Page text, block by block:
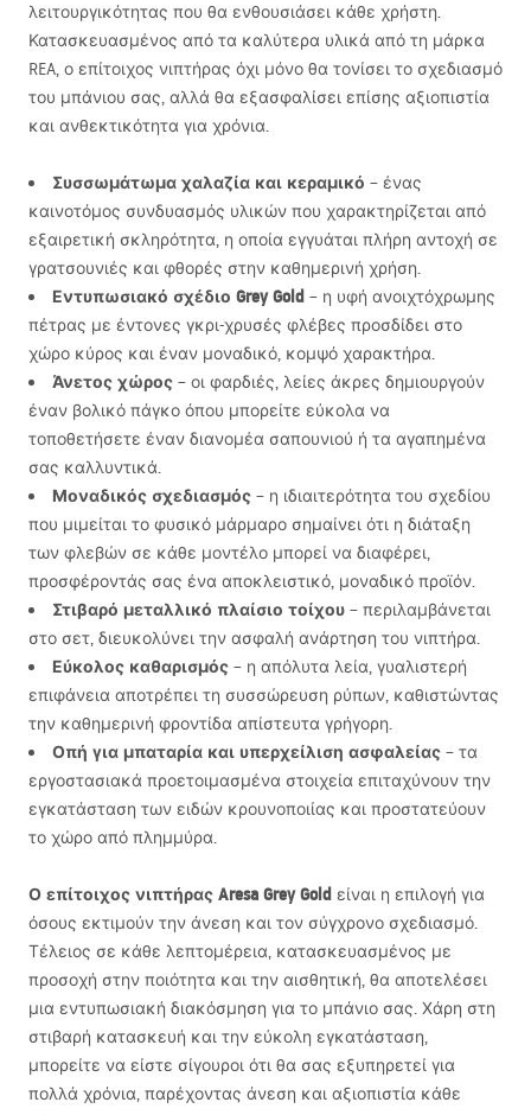
λειτουργικότητας που θα ενθουσιάσει κάθε χρήστη.
Κατασκευασμένος από τα καλύτερα υλικά από τη μάρκα
REA, ο επίτοιχος νιπτήρας όχι μόνο θα τονίσει το σχεδιασμό
του μπάνιου σας, αλλά θα εξασφαλίσει επίσης αξιοπιστία
και ανθεκτικότητα για χρόνια.
Συσσωμάτωμα χαλαζία και κεραμικό – ένας
καινοτόμος συνδυασμός υλικών που χαρακτηρίζεται από
εξαιρετική σκληρότητα, η οποία εγγυάται πλήρη αντοχή σε
γρατσουνιές και φθορές στην καθημερινή χρήση.
Εντυπωσιακό σχέδιο Grey Gold – η υφή ανοιχτόχρωμης
πέτρας με έντονες γκρι-χρυσές φλέβες προσδίδει στο
χώρο κύρος και έναν μοναδικό, κομψό χαρακτήρα.
Άνετος χώρος – οι φαρδιές, λείες άκρες δημιουργούν
έναν βολικό πάγκο όπου μπορείτε εύκολα να
τοποθετήσετε έναν διανομέα σαπουνιού ή τα αγαπημένα
σας καλλυντικά.
Μοναδικός σχεδιασμός – η ιδιαιτερότητα του σχεδίου
που μιμείται το φυσικό μάρμαρο σημαίνει ότι η διάταξη
των φλεβών σε κάθε μοντέλο μπορεί να διαφέρει,
προσφέροντάς σας ένα αποκλειστικό, μοναδικό προϊόν.
Στιβαρό μεταλλικό πλαίσιο τοίχου – περιλαμβάνεται
στο σετ, διευκολύνει την ασφαλή ανάρτηση του νιπτήρα.
Εύκολος καθαρισμός – η απόλυτα λεία, γυαλιστερή
επιφάνεια αποτρέπει τη συσσώρευση ρύπων, καθιστώντας
την καθημερινή φροντίδα απίστευτα γρήγορη.
Οπή για μπαταρία και υπερχείλιση ασφαλείας – τα
εργοστασιακά προετοιμασμένα στοιχεία επιταχύνουν την
εγκατάσταση των ειδών κρουνοποιίας και προστατεύουν
το χώρο από πλημμύρα.
Ο επίτοιχος νιπτήρας Aresa Grey Gold είναι η επιλογή για
όσους εκτιμούν την άνεση και τον σύγχρονο σχεδιασμό.
Τέλειος σε κάθε λεπτομέρεια, κατασκευασμένος με
προσοχή στην ποιότητα και την αισθητική, θα αποτελέσει
μια εντυπωσιακή διακόσμηση για το μπάνιο σας. Χάρη στη
στιβαρή κατασκευή και την εύκολη εγκατάσταση,
μπορείτε να είστε σίγουροι ότι θα σας εξυπηρετεί για
πολλά χρόνια, παρέχοντας άνεση και αξιοπιστία κάθε